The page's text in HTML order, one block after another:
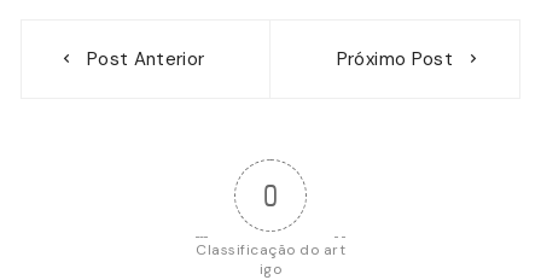
Post Anterior Próximo Post
0
Classificação do art
igo